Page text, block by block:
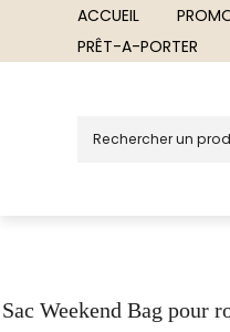
ACCUEIL
PRÊT-A-PORTER
Sac Weekend Bag pour